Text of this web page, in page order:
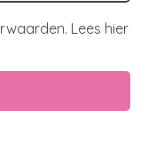
Lees hier